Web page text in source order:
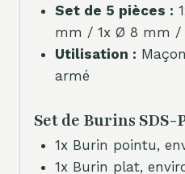
Set de 5 pièces :
mm / 1x Ø 8 mm /
Utilisation :
armé
Set de Burins SDS-
1x Burin pointu,
1x Burin plat,